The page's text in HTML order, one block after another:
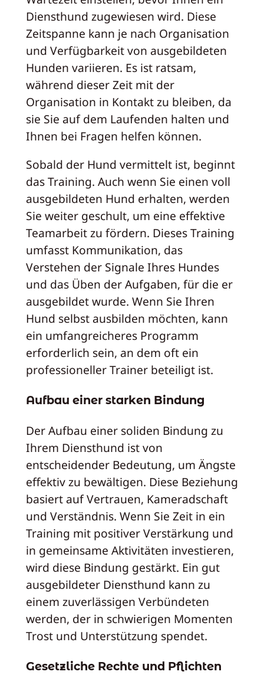
Diensthund zugewiesen wird. Diese
Zeitspanne kann je nach Organisation
und Verfügbarkeit von ausgebildeten
Hunden variieren. Es ist ratsam,
während dieser Zeit mit der
Organisation in Kontakt zu bleiben, da
sie Sie auf dem Laufenden halten und
Ihnen bei Fragen helfen können.
Sobald der Hund vermittelt ist, beginnt
das Training. Auch wenn Sie einen voll
ausgebildeten Hund erhalten, werden
Sie weiter geschult, um eine effektive
Teamarbeit zu fördern. Dieses Training
umfasst Kommunikation, das
Verstehen der Signale Ihres Hundes
und das Üben der Aufgaben, für die er
ausgebildet wurde. Wenn Sie Ihren
Hund selbst ausbilden möchten, kann
ein umfangreicheres Programm
erforderlich sein, an dem oft ein
professioneller Trainer beteiligt ist.
Aufbau einer starken Bindung
Der Aufbau einer soliden Bindung zu
Ihrem Diensthund ist von
entscheidender Bedeutung, um Ängste
effektiv zu bewältigen. Diese Beziehung
basiert auf Vertrauen, Kameradschaft
und Verständnis. Wenn Sie Zeit in ein
Training mit positiver Verstärkung und
in gemeinsame Aktivitäten investieren,
wird diese Bindung gestärkt. Ein gut
ausgebildeter Diensthund kann zu
einem zuverlässigen Verbündeten
werden, der in schwierigen Momenten
Trost und Unterstützung spendet.
Gesetzliche Rechte und Pflichten